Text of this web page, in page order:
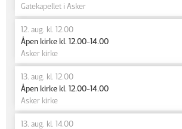
Gatekapellet i Asker
12. aug. kl. 12.00
Åpen kirke kl. 12.00-14.00
Asker kirke
13. aug. kl. 12.00
Åpen kirke kl. 12.00-14.00
Asker kirke
13. aug. kl. 14.00